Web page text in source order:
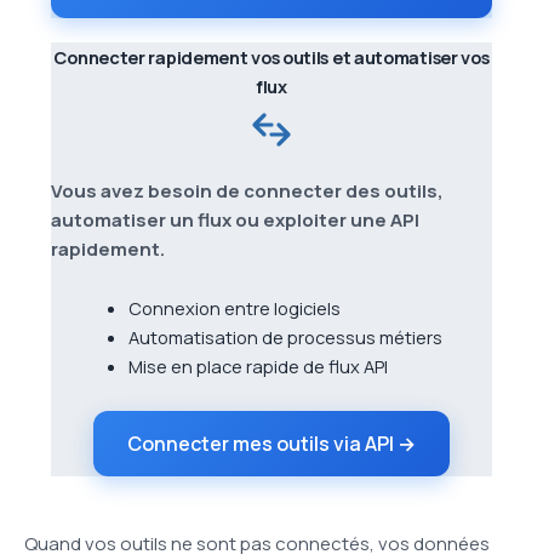
Connecter rapidement vos outils et automatiser vos
flux
Vous avez besoin de connecter des outils,
automatiser un flux ou exploiter une API
rapidement.
Connexion entre logiciels
Automatisation de processus métiers
Mise en place rapide de flux API
Connecter mes outils via API →
Quand vos outils ne sont pas connectés, vos données